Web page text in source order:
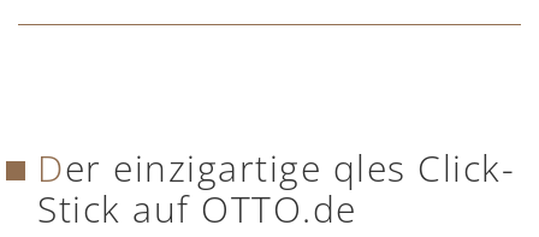
Der einzigartige qles Click-
Stick auf OTTO.de